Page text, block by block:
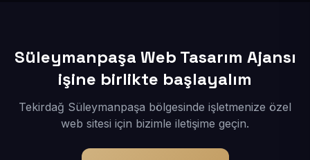
Süleymanpaşa Web Tasarım Ajansı
işine birlikte başlayalım
Tekirdağ Süleymanpaşa bölgesinde işletmenize özel
web sitesi için bizimle iletişime geçin.